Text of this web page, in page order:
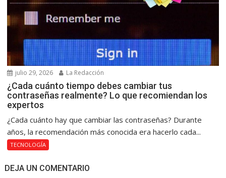
julio 29, 2026 La Redacción
¿Cada cuánto tiempo debes cambiar tus
contraseñas realmente? Lo que recomiendan los
expertos
¿Cada cuánto hay que cambiar las contraseñas? Durante
años, la recomendación más conocida era hacerlo cada...
TECNOLOGÍA
DEJA UN COMENTARIO